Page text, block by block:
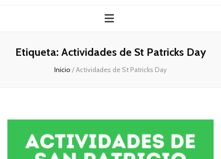
Etiqueta: Actividades de St Patricks Day
Inicio /Actividades de St Patricks Day